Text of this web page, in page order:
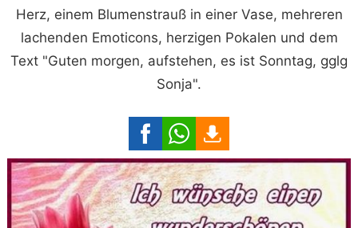
Herz, einem Blumenstrauß in einer Vase, mehreren
lachenden Emoticons, herzigen Pokalen und dem
Text "Guten morgen, aufstehen, es ist Sonntag, gglg
Sonja".